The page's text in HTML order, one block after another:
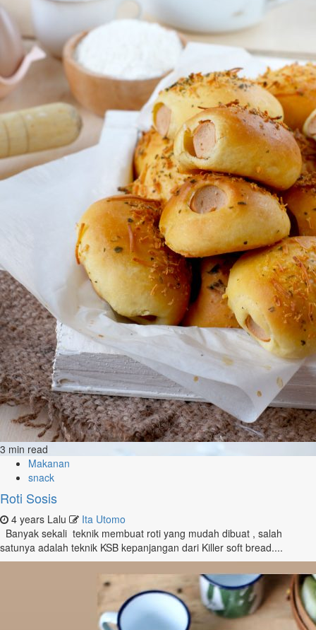
3 min read
Makanan
snack
Roti Sosis
4 years Lalu
Ita Utomo
Banyak sekali teknik membuat roti yang mudah dibuat , salah
satunya adalah teknik KSB kepanjangan dari Killer soft bread....